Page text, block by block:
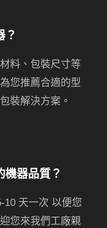
？
料、包裝尺寸等
您推薦合適的型
裝解決方案。
機器品質？
10 天一次 以便您
您來我們工廠親